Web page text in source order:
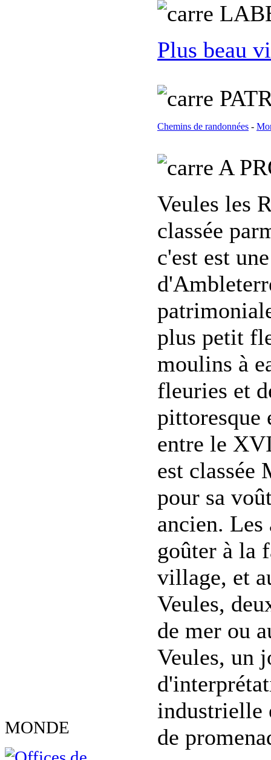
MONDE
L
Plus beau
Chemins de randonnées -
A
Veules les
classée
c'est est
plus petit
moulins à
fleuries et
pittoresque
entre le
est classée
pour sa
ancien. Les
goûter à la
village, et
Veules,
de mer ou
Veules, un
industrielle
de